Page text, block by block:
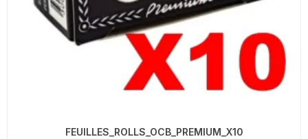
FEUILLES_ROLLS_OCB_PREMIUM_X10